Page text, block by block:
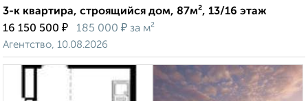
3-к квартира, строящийся дом, 87м², 13/16 этаж
16 150 500 ₽ 185 000 ₽ за м²
Агентство, 10.08.2026